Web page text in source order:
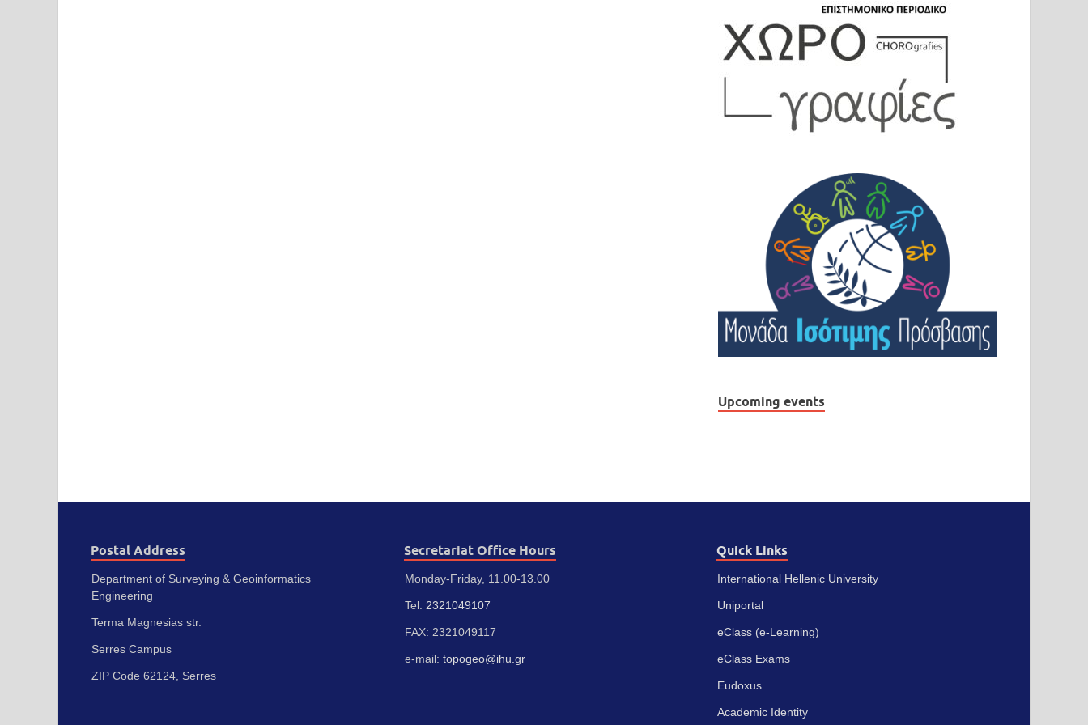
Upcoming events
Postal Address
Department of Surveying & Geoinformatics
Engineering
Terma Magnesias str.
Serres Campus
ZIP Code 62124, Serres
Secretariat Office Hours
Monday-Friday, 11.00-13.00
Tel: 2321049107
FAX: 2321049117
e-mail: topogeo@ihu.gr
Quick Links
International Hellenic University
Uniportal
eClass (e-Learning)
eClass Exams
Eudoxus
Academic Identity